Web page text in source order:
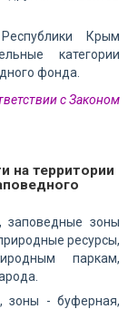
Крым
категории
фонда.
с Законом
на территории
заповедные зоны
ресурсы,
паркам,
зоны - буферная,